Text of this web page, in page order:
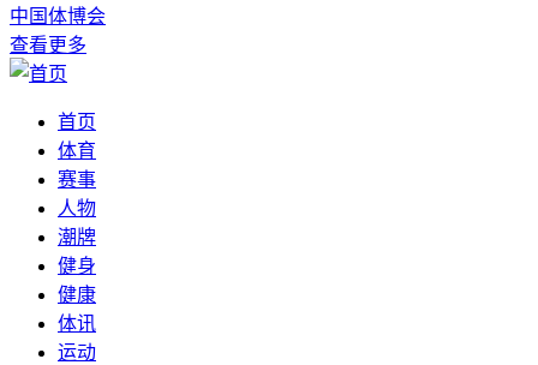
中国体博会
查看更多
首页
体育
赛事
人物
潮牌
健身
健康
体讯
运动